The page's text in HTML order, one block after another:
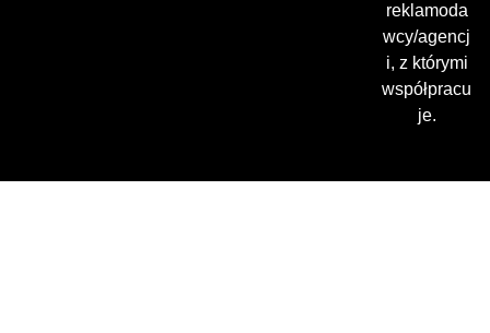
reklamoda
wcy/agencj
i, z którymi
współpracu
je.